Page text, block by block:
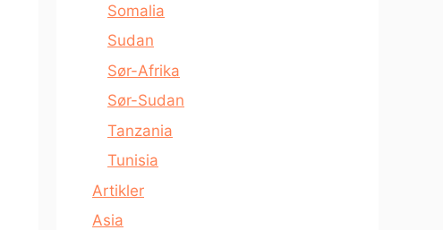
Somalia
Sudan
Sør-Afrika
Sør-Sudan
Tanzania
Tunisia
Artikler
Asia